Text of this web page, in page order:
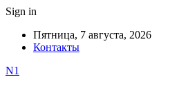
Sign in
Пятница, 7 августа, 2026
Контакты
N1